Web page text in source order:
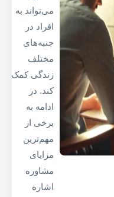
می‌تواند به
افراد در
جنبه‌های
مختلف
زندگی کمک
کند. در
ادامه به
برخی از
مهم‌ترین
مزایای
مشاوره
اشاره